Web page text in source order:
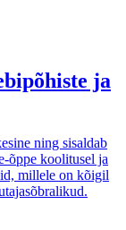
ja
ning sisaldab
õppe koolitusel ja
millele on kõigil